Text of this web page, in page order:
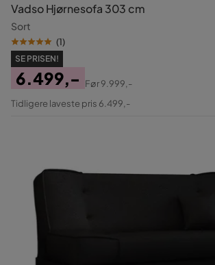
Vadso Hjørnesofa 303 cm
Sort
(1)
SE PRISEN!
Pris
6.499,-
Original
Før9.999,-
Tidligere laveste pris 6.499,-